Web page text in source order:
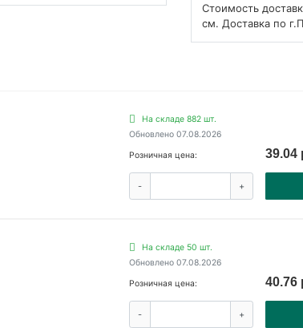
Стоимость
см. Доставка по
На складе 882 шт.
Обновлено 07.08.2026
Розничная цена:
39.04
- +
На складе 50 шт.
Обновлено 07.08.2026
Розничная цена:
40.76
- +